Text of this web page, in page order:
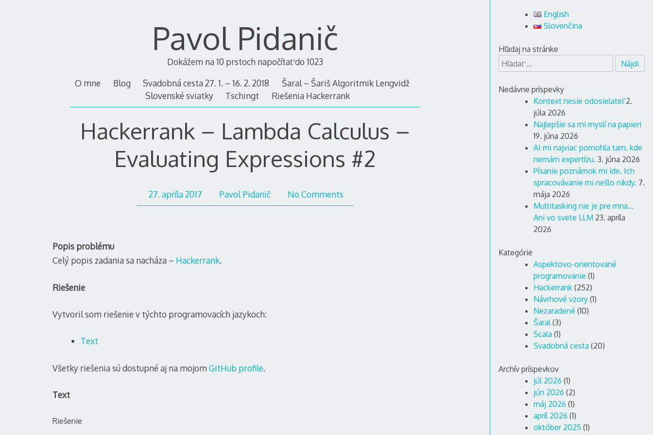
Pavol Pidanič
Dokážem na 10 prstoch napočítať do 1023
O mne
Blog Svadobná cesta 27. 1. – 16. 2. 2018
Šaral – Šariš Algoritmik Lengvidž
Slovenské sviatky
Tschingt Riešenia Hackerrank
Hackerrank – Lambda Calculus –
Evaluating Expressions #2
27. apríla 2017 Pavol Pidanič No Comments
Popis problému
Celý popis zadania sa nacháza – Hackerrank.
Riešenie
Vytvoril som riešenie v týchto programovacích jazykoch:
Text
Všetky riešenia sú dostupné aj na mojomGitHub profile.
Text
Riešenie
English
Slovenčina
Hľadaj na stránke
Hľadať:
Nedávne príspevky
Kontext nesie odosielateľ 2.
júla 2026
Najlepšie sa mi myslí na papieri
19. júna 2026
AI mi najviac pomohla tam, kde
nemám expertízu. 3. júna 2026
Písanie poznámok mi ide. Ich
spracovávanie mi nešlo nikdy. 7.
mája 2026
Multitasking nie je pre mna…
Ani vo svete LLM 23. apríla
2026
Kategórie
Aspektovo-orientované
programovanie (1)
Hackerrank(252)
Návrhové vzory(1)
Nezaradené (10)
Šaral(3)
Scala (1)
Svadobná cesta (20)
Archív príspevkov
júl 2026 (1)
jún 2026 (2)
máj 2026 (1)
apríl 2026 (1)
október 2025 (1)